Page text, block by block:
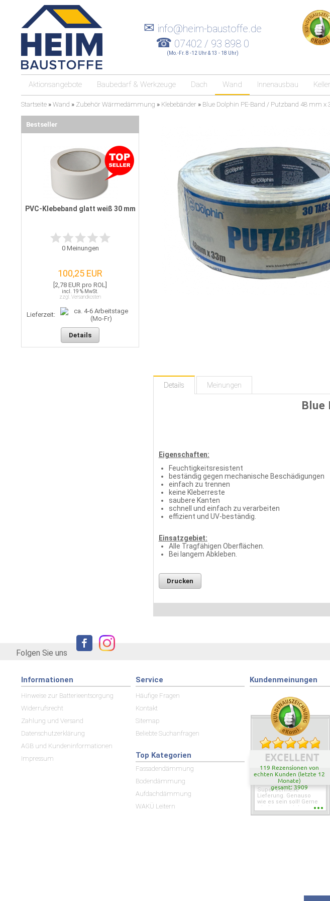
✉ info@heim-baustoffe.de
☎ 07402 / 93 898 0
(Mo.-Fr. 8 -12 Uhr & 13 - 18 Uhr)
Aktionsangebote Baubedarf & Werkzeuge Dach Wand Innenausbau Keller
Startseite » Wand » Zubehör Wärmedämmung » Klebebänder » Blue Dolphin PE-Band / Putzband 48 mm x
Details Meinungen
Blue
Eigenschaften:
Feuchtigkeitsresistent
beständig gegen mechanische Beschädigungen
einfach zu trennen
keine Kleberreste
saubere Kanten
schnell und einfach zu verarbeiten
effizient und UV-beständig.
Einsatzgebiet:
Alle Tragfähigen Oberflächen.
Bei langem Abkleben.
Drucken
Bestseller
PVC-Klebeband glatt weiß 30 mm
0Meinungen
100,25 EUR
[2,78 EUR pro ROL]
incl. 19 % MwSt.
zzgl. Versandkosten
Lieferzeit:
Details
Folgen Sie uns
Informationen
Hinweise zur Batterieentsorgung
Widerrufsrecht
Zahlung und Versand
Datenschutzerklärung
AGB und Kundeninformationen
Impressum
Service
Häufige Fragen
Kontakt
Sitemap
Beliebte Suchanfragen
Top Kategorien
Fassadendämmung
Bodendämmung
Aufdachdämmung
WAKÜ Leitern
Kundenmeinungen
EXCELLENT
119 Rezensionen von
echten Kunden (letzte 12
Monate)
gesamt: 3909
Super schnelle
Lieferung. Genauso
wie es sein soll! Gerne
wieder wenn ich was